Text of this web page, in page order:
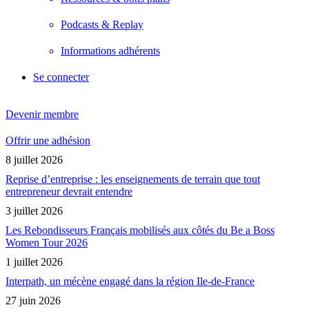
Podcasts & Replay
Informations adhérents
Se connecter
Devenir membre
Offrir une adhésion
8 juillet 2026
Reprise d’entreprise : les enseignements de terrain que tout
entrepreneur devrait entendre
3 juillet 2026
Les Rebondisseurs Français mobilisés aux côtés du Be a Boss
Women Tour 2026
1 juillet 2026
Interpath, un mécène engagé dans la région Ile-de-France
27 juin 2026